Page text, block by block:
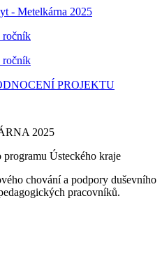
- Metelkárna 2025
ročník
ročník
PROJEKTU
2025
Ústeckého kraje
chování a podpory duševního
pracovníků.